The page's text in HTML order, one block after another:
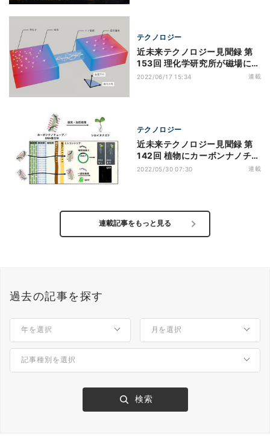
テクノロジー
近未来テクノロジー見聞録 第
153回 理化学研究所が磁場によ
る超伝導電流増幅機構を解明！
2022/06/17 15:34 連載
テクノロジー
近未来テクノロジー見聞録 第
142回 植物にカーボンナノチュ
ーブで遺伝子を送り込む技術を
2022/05/30 07:30 連載
連載記事をもっと見る
過去の記事を探す